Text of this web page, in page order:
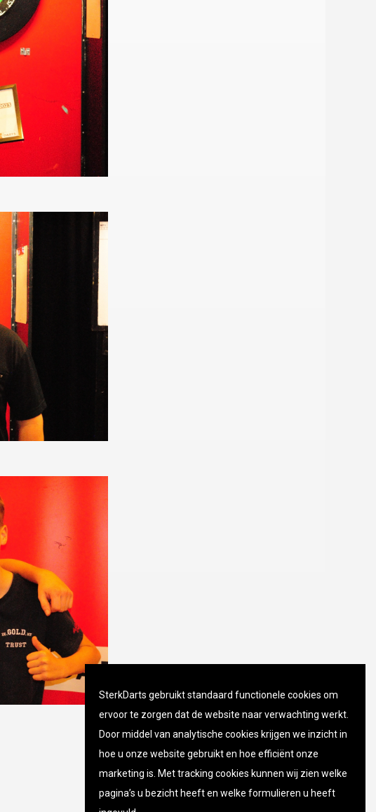
SterkDarts gebruikt standaard functionele cookies om
ervoor te zorgen dat de website naar verwachting werkt.
Door middel van analytische cookies krijgen we inzicht in
hoe u onze website gebruikt en hoe efficiënt onze
marketing is. Met tracking cookies kunnen wij zien welke
pagina’s u bezicht heeft en welke formulieren u heeft